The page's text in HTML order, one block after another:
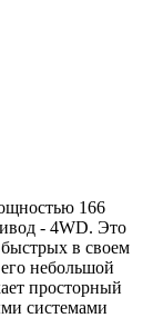
166
- 4WD. Это
в своем
небольшой
просторный
системами